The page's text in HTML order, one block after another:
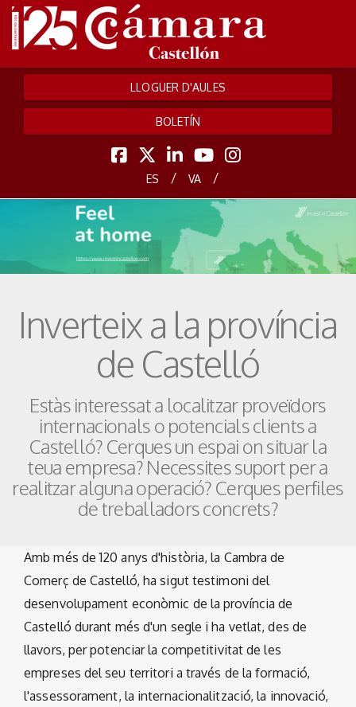
LLOGUER D'AULES
BOLETÍN
ES / VA /
Inverteix a la província
de Castelló
Estàs interessat a localitzar proveïdors
internacionals o potencials clients a
Castelló? Cerques un espai on situar la
teua empresa? Necessites suport per a
realitzar alguna operació? Cerques perfiles
de treballadors concrets?
Amb més de 120 anys d'història, la Cambra de
Comerç de Castelló, ha sigut testimoni del
desenvolupament econòmic de la província de
Castelló durant més d'un segle i ha vetlat, des de
llavors, per potenciar la competitivitat de les
empreses del seu territori a través de la formació,
l'assessorament, la internacionalització, la innovació,